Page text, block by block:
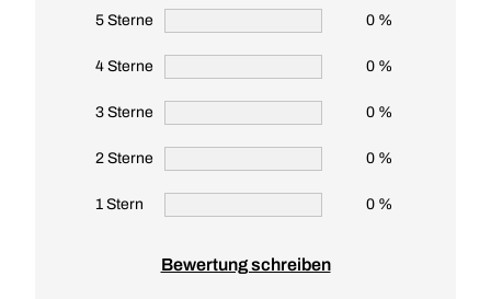
5 Sterne 0 %
4 Sterne 0 %
3 Sterne 0 %
2 Sterne 0 %
1 Stern 0 %
Bewertung schreiben